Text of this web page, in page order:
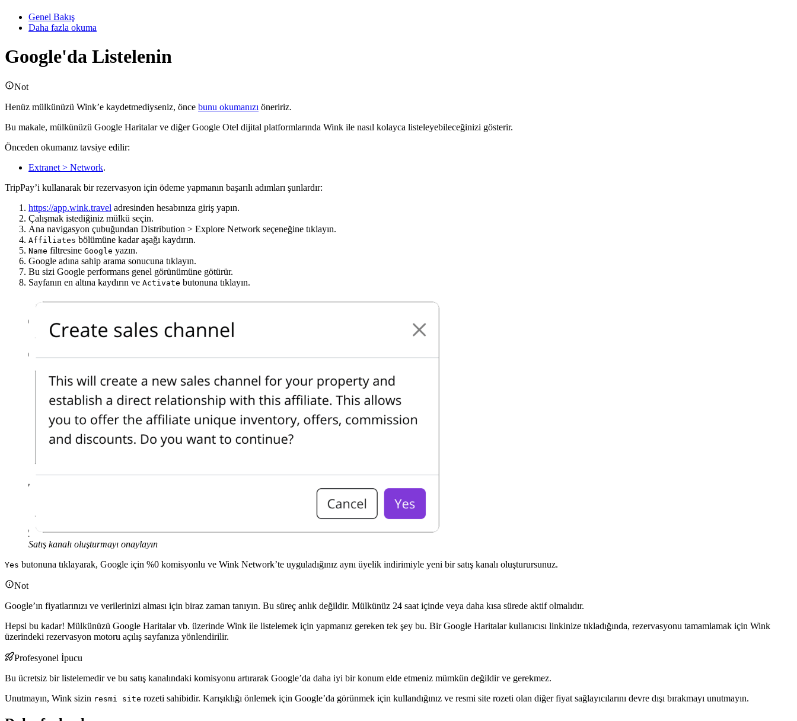
Genel Bakış
Daha fazla okuma
Google'da Listelenin
Not
Henüz mülkünüzü Wink’e kaydetmediyseniz, önce bunu okumanızı öneririz.
Bu makale, mülkünüzü Google Haritalar ve diğer Google Otel dijital platformlarında Wink ile nasıl kolayca listeleyebileceğinizi gösterir.
Önceden okumanız tavsiye edilir:
Extranet > Network.
TripPay’i kullanarak bir rezervasyon için ödeme yapmanın başarılı adımları şunlardır:
https://app.wink.travel adresinden hesabınıza giriş yapın.
Çalışmak istediğiniz mülkü seçin.
Ana navigasyon çubuğundan Distribution > Explore Network seçeneğine tıklayın.
Affiliates bölümüne kadar aşağı kaydırın.
Name filtresine Google yazın.
Google adına sahip arama sonucuna tıklayın.
Bu sizi Google performans genel görünümüne götürür.
Sayfanın en altına kaydırın ve Activate butonuna tıklayın.
Satış kanalı oluşturmayı onaylayın
Yes butonuna tıklayarak, Google için %0 komisyonlu ve Wink Network’te uyguladığınız aynı üyelik indirimiyle yeni bir satış kanalı oluşturursunuz.
Not
Google’ın fiyatlarınızı ve verilerinizi alması için biraz zaman tanıyın. Bu süreç anlık değildir. Mülkünüz 24 saat içinde veya daha kısa sürede aktif olmalıdır.
Hepsi bu kadar! Mülkünüzü Google Haritalar vb. üzerinde Wink ile listelemek için yapmanız gereken tek şey bu. Bir Google Haritalar kullanıcısı linkinize tıkladığında, rezervasyonu tamamlamak için Wink
üzerindeki rezervasyon motoru açılış sayfanıza yönlendirilir.
Profesyonel İpucu
Bu ücretsiz bir listelemedir ve bu satış kanalındaki komisyonu artırarak Google’da daha iyi bir konum elde etmeniz mümkün değildir ve gerekmez.
Unutmayın, Wink sizin resmi site rozeti sahibidir. Karışıklığı önlemek için Google’da görünmek için kullandığınız ve resmi site rozeti olan diğer fiyat sağlayıcılarını devre dışı bırakmayı unutmayın.